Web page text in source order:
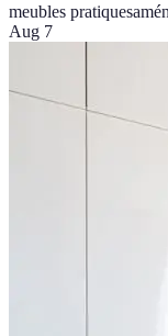
meubles pratiques
Aug 7